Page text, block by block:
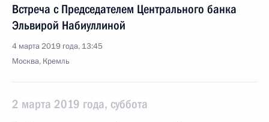
Встреча с Председателем Центрального банка
Эльвирой Набиуллиной
4 марта 2019 года, 13:45
Москва, Кремль
2 марта 2019 года, суббота